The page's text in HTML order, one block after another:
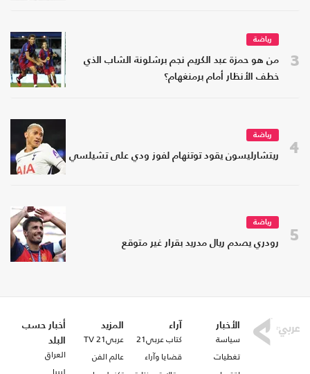
3
رياضة
من هو حمزة عبد الكريم نجم برشلونة الشاب الذي
خطف الأنظار أمام برمنغهام؟
4
رياضة
ريتشارليسون يقود توتنهام لفوز ودي على تشيلسي
5
رياضة
رودري يصدم ريال مدريد بقرار غير متوقع
الأخبار
سياسة
تغطيات
آراء
كتاب عربي21
قضايا وآراء
المزيد
عربي21 TV
عالم الفن
أخبار حسب
البلد
العراق